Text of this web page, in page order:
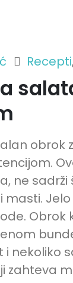
Recepti,
obrok
ne sadrži
masti.
Obrok
nekoliko
zahteva